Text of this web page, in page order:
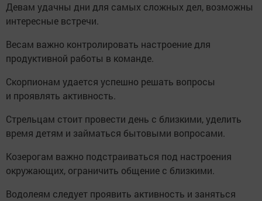
Девам удачны дни для самых сложных дел, возможны
интересные встречи.
Весам важно контролировать настроение для
продуктивной работы в команде.
Скорпионам удается успешно решать вопросы
и проявлять активность.
Стрельцам стоит провести день с близкими, уделить
время детям и займаться бытовыми вопросами.
Козерогам важно подстраиваться под настроения
окружающих, ограничить общение с близкими.
Водолеям следует проявить активность и заняться